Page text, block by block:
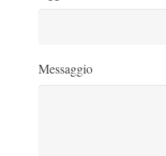
Messaggio